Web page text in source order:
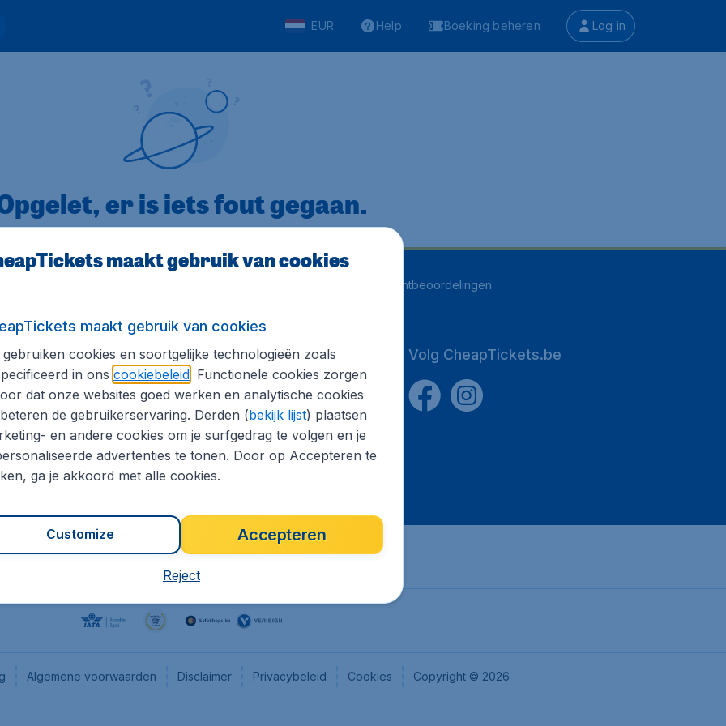
EUR Help Boeking beheren Log in
er is iets fout gegaan.
klantbeoordelingen
informatie
Internationale sites
Flugladen.de
CheapTickets.ch
CheapTickets.nl
CheapTickets.sg
Volg CheapTickets.be
Algemene voorwaarden Disclaimer Privacybeleid Cookies Copyright © 2026
maakt gebruik van cookies
maakt gebruik van cookies
gebruiken cookies en soortgelijke technologieën zoals
in ons cookiebeleid. Functionele cookies zorgen
dat onze websites goed werken en analytische cookies
de gebruikerservaring. Derden (bekijk lijst) plaatsen
en andere cookies om je surfgedrag te volgen en je
advertenties te tonen. Door op Accepteren te
ga je akkoord met alle cookies.
Accepteren
Customize
Reject